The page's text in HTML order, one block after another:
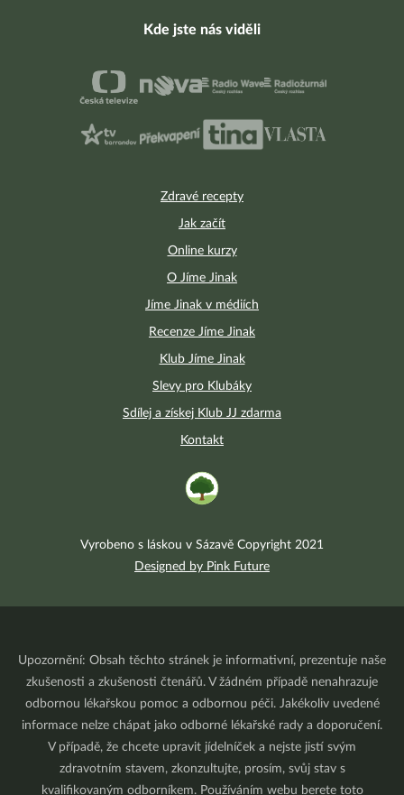
Zdravé recepty
Jak začít
Online kurzy
O Jíme Jinak
Jíme Jinak v médiích
Recenze Jíme Jinak
Klub Jíme Jinak
Slevy pro Klubáky
Sdílej a získej Klub JJ zdarma
Kontakt
Kde jste nás viděli
Vyrobeno s láskou v Sázavě Copyright 2021
Designed by Pink Future
Upozornění: Obsah těchto stránek je informativní, prezentuje naše
zkušenosti a zkušenosti čtenářů. V žádném případě nenahrazuje
odbornou lékařskou pomoc a odbornou péči. Jakékoliv uvedené
informace nelze chápat jako odborné lékařské rady a doporučení.
V případě, že chcete upravit jídelníček a nejste jistí svým
zdravotním stavem, zkonzultujte, prosím, svůj stav s
kvalifikovaným odborníkem. Používáním webu berete toto